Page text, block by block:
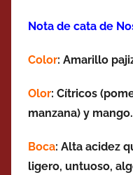
Nota de cata de
Color: Amarillo
Olor: Cítricos
manzana) y mango.
Boca: Alta acidez
ligero, untuoso,